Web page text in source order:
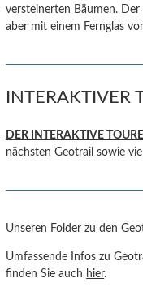
versteinerten Bäumen.
aber mit einem Fernglas
INTERAKTIVER
DER INTERAKTIVE
nächsten Geotrail sowie
Unseren Folder zu den
Umfassende Infos zu
finden Sie auch hier.